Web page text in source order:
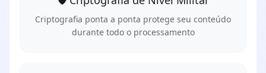
Criptografia ponta a ponta protege seu conteúdo
durante todo o processamento